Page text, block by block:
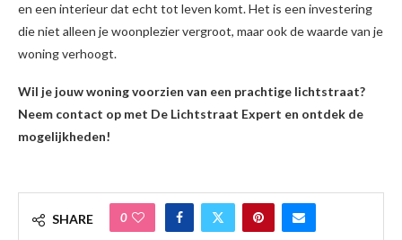
en een interieur dat echt tot leven komt. Het is een investering
die niet alleen je woonplezier vergroot, maar ook de waarde van je
woning verhoogt.
Wil je jouw woning voorzien van een prachtige lichtstraat?
Neem contact op met De Lichtstraat Expert en ontdek de
mogelijkheden!
SHARE 0